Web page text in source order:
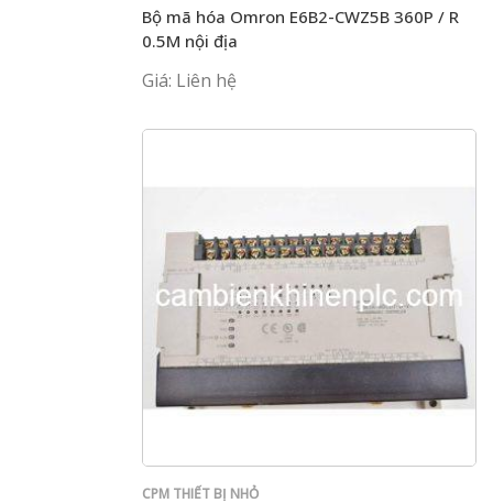
Bộ mã hóa Omron E6B2-CWZ5B 360P / R
0.5M nội địa
Giá: Liên hệ
CPM THIẾT BỊ NHỎ